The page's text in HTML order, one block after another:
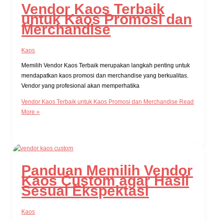
Vendor Kaos Terbaik
untuk Kaos Promosi dan
Merchandise
Kaos
Memilih Vendor Kaos Terbaik merupakan langkah penting untuk
mendapatkan kaos promosi dan merchandise yang berkualitas.
Vendor yang profesional akan memperhatika
Vendor Kaos Terbaik untuk Kaos Promosi dan Merchandise Read
More »
Panduan Memilih Vendor
Kaos Custom agar Hasil
Sesuai Ekspektasi
Kaos